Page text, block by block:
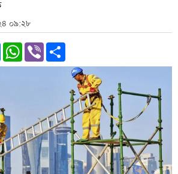
০৯:২৮
LinkedInWhatsApp
Viber